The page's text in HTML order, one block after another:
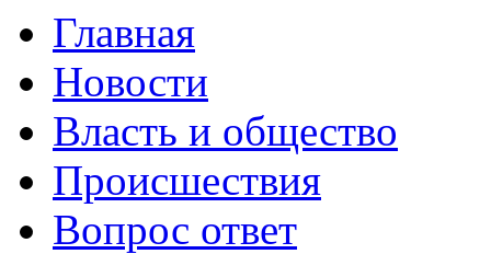
Главная
Новости
Власть и общество
Происшествия
Вопрос ответ